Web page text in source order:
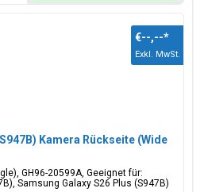
Kamera Rückseite (Wide
GH96-20599A, Geeignet für:
Samsung Galaxy S26 Plus (S947B)
€--,--*
Exkl. MwSt.